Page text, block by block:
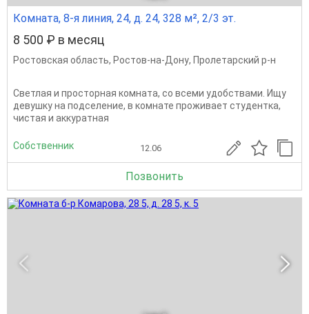
Комната, 8-я линия, 24, д. 24, 328 м², 2/3 эт.
8 500 ₽ в месяц
Ростовская область, Ростов-на-Дону, Пролетарский р-н
Светлая и просторная комната, со всеми удобствами. Ищу
девушку на подселение, в комнате проживает студентка,
чистая и аккуратная
Собственник 12.06
Позвонить